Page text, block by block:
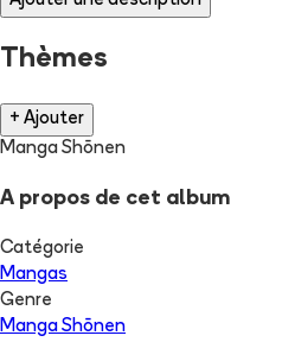
Thèmes
+ Ajouter
Manga Shōnen
A propos de cet album
Catégorie
Mangas
Genre
Manga Shōnen